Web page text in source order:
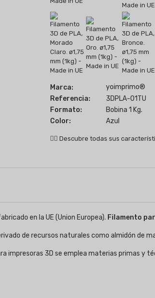
Marca:
yoimprimo®
Referencia:
3DPLA-01TU
Formato:
Bobina 1 Kg.
Color:
Azul
👇🏻 Descubre todas sus
en la UE (Union Europea). Filamento
de recursos naturales como almidón de
impresoras 3D se emplea materias primas y